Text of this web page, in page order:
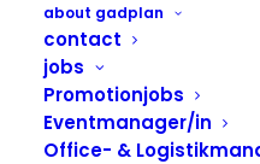
about gadplan
contact
jobs
Promotionjobs
Eventmanager/in
Office- &
verschiedensten
ihre
plotten und
anbringen lassen.